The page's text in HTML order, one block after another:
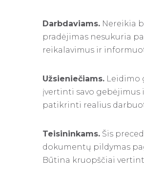
Darbdaviams. Nereikia
pradėjimas nesukuria
reikalavimus ir
Užsieniečiams. Leidimo
įvertinti savo gebėjimus
patikrinti realius
Teisininkams. Šis
dokumentų pildymas
Būtina kruopščiai